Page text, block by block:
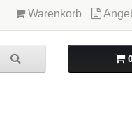
Warenkorb